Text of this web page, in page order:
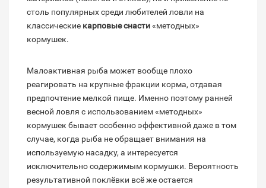
столь популярных среди любителей ловли на
классические карповые снасти«методных»
кормушек.
Малоактивная рыба может вообще плохо
реагировать на крупные фракции корма, отдавая
предпочтение мелкой пище. Именно поэтому ранней
весной ловля с использованием «методных»
кормушек бывает особенно эффективной даже в том
случае, когда рыба не обращает внимания на
используемую насадку, а интересуется
исключительно содержимым кормушки. Вероятность
результативной поклёвки всё же остается